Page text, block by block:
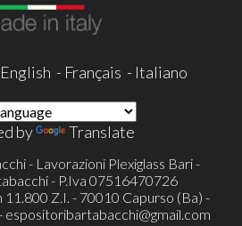
English - Français - Italiano
by Translate
- Lavorazioni Plexiglass Bari -
- P.Iva 07516470726
11.800 Z.I. - 70010 Capurso (Ba) -
espositoribartabacchi@gmail.com